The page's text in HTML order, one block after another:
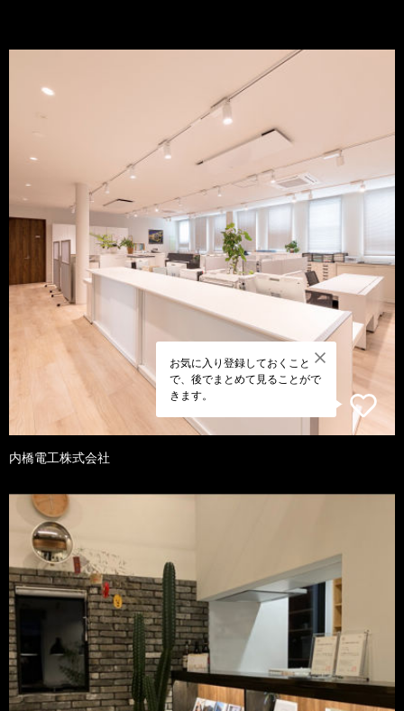
お気に入り登録しておくこと
で、後でまとめて見ることがで
きます。
内橋電工株式会社